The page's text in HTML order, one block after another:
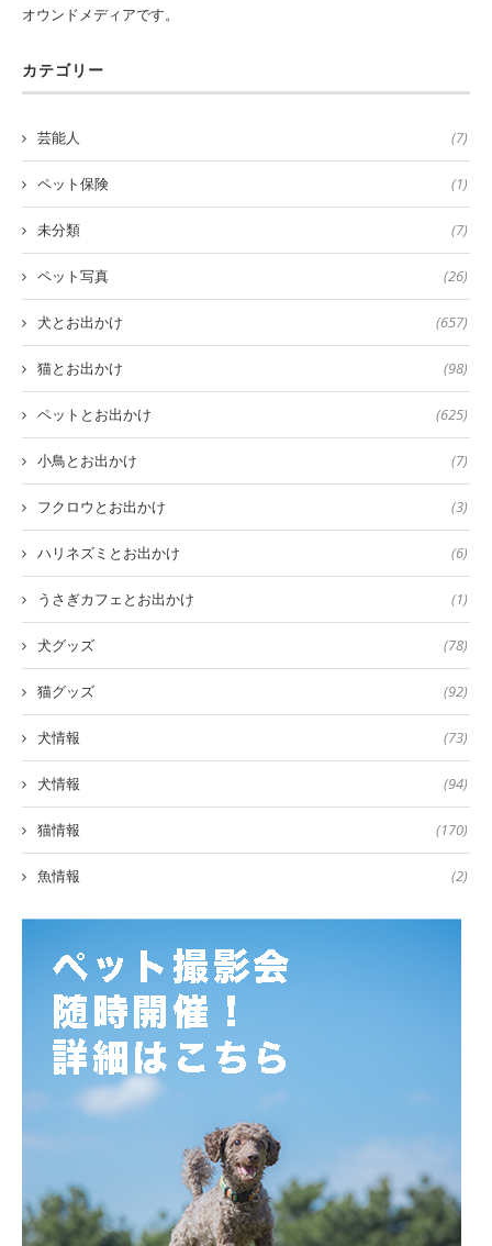
オウンドメディアです。
カテゴリー
芸能人 (7)
ペット保険 (1)
未分類 (7)
ペット写真 (26)
犬とお出かけ (657)
猫とお出かけ (98)
ペットとお出かけ (625)
小鳥とお出かけ (7)
フクロウとお出かけ (3)
ハリネズミとお出かけ (6)
うさぎカフェとお出かけ (1)
犬グッズ (78)
猫グッズ (92)
犬情報 (73)
犬情報 (94)
猫情報 (170)
魚情報 (2)